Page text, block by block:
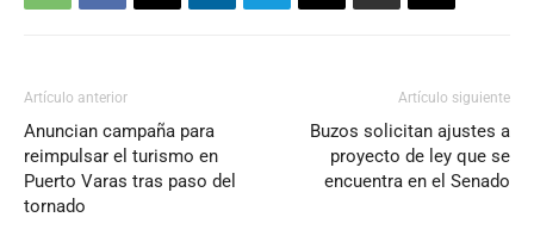
Artículo anterior
Anuncian campaña para
reimpulsar el turismo en
Puerto Varas tras paso del
tornado
Artículo siguiente
Buzos solicitan ajustes a
proyecto de ley que se
encuentra en el Senado